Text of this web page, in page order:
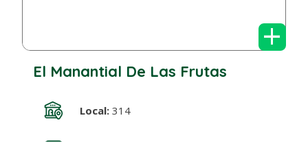
+
El Manantial De Las Frutas
Local:314